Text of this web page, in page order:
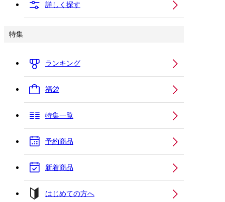
詳しく探す
特集
ランキング
福袋
特集一覧
予約商品
新着商品
はじめての方へ